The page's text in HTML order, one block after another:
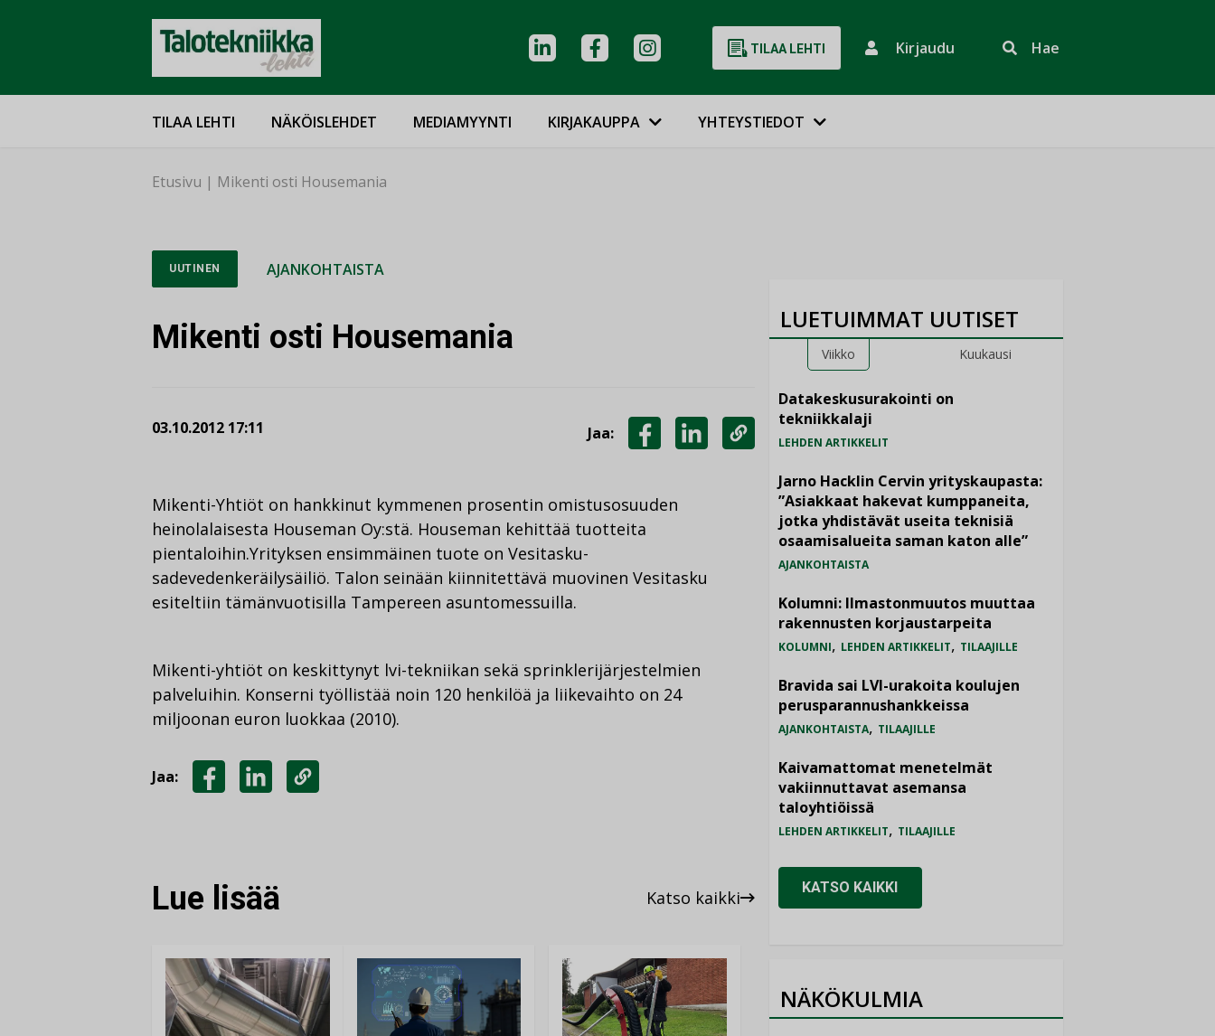
TILAA LEHTI Kirjaudu Hae
TILAA LEHTI NÄKÖISLEHDET MEDIAMYYNTI KIRJAKAUPPA YHTEYSTIEDOT
Etusivu | Mikenti osti Housemania
UUTINEN AJANKOHTAISTA
Mikenti osti Housemania
03.10.2012 17:11 Jaa:
LINKEDINISSÄ
LINKKI
Mikenti-Yhtiöt on hankkinut kymmenen prosentin omistusosuuden
heinolalaisesta Houseman Oy:stä. Houseman kehittää tuotteita
pientaloihin.Yrityksen ensimmäinen tuote on Vesitasku-
sadevedenkeräilysäiliö. Talon seinään kiinnitettävä muovinen Vesitasku
esiteltiin tämänvuotisilla Tampereen asuntomessuilla.
Mikenti-yhtiöt on keskittynyt lvi-tekniikan sekä sprinklerijärjestelmien
palveluihin. Konserni työllistää noin 120 henkilöä ja liikevaihto on 24
miljoonan euron luokkaa (2010).
Jaa:
Lue lisää Katso kaikki
LUETUIMMAT UUTISET
Viikko Kuukausi
Datakeskusurakointi on
tekniikkalaji
LEHDEN ARTIKKELIT
Jarno Hacklin Cervin yrityskaupasta:
”Asiakkaat hakevat kumppaneita,
jotka yhdistävät useita teknisiä
osaamisalueita saman katon alle”
AJANKOHTAISTA
Kolumni: Ilmastonmuutos muuttaa
rakennusten korjaustarpeita
KOLUMNI, LEHDEN ARTIKKELIT, TILAAJILLE
Bravida sai LVI-urakoita koulujen
perusparannushankkeissa
AJANKOHTAISTA, TILAAJILLE
Kaivamattomat menetelmät
vakiinnuttavat asemansa
taloyhtiöissä
LEHDEN ARTIKKELIT, TILAAJILLE
KATSO KAIKKI
NÄKÖKULMIA